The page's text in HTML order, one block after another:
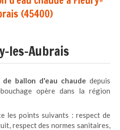
(45400)
les-Aubrais
de ballon d'eau chaude depuis
opère dans la région
les points suivants : respect de
respect des normes sanitaires,